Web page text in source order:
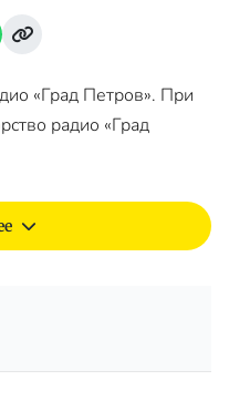
«Град Петров». При
радио «Град